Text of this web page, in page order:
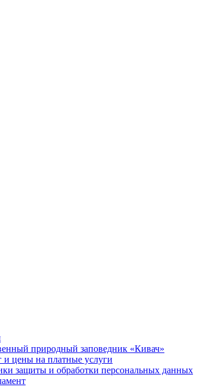
природный заповедник «Кивач»
и цены на платные услуги
защиты и обработки персональных данных